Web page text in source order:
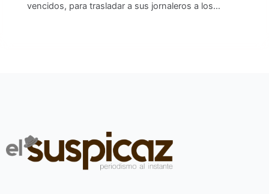
vencidos, para trasladar a sus jornaleros a los…